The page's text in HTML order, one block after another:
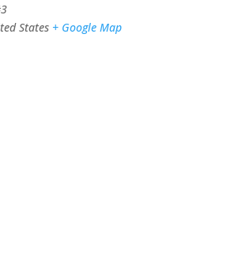
States + Google Map